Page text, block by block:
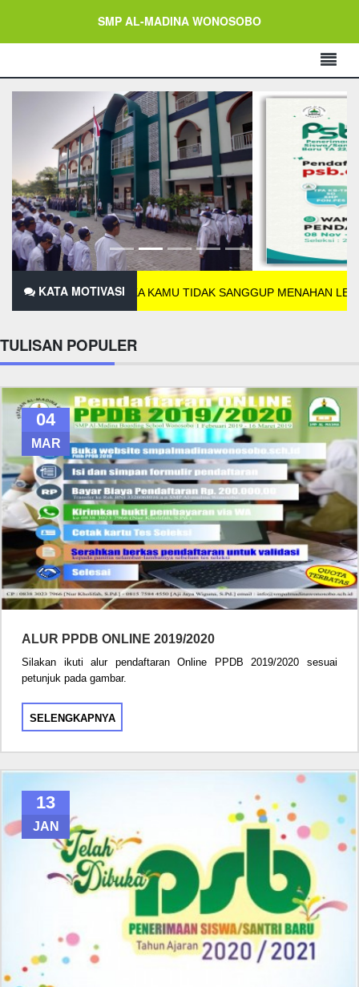
SMP AL-MADINA WONOSOBO
KATA MOTIVASIJIKA KAMU TIDAK SANGGUP MENAHAN
TULISAN POPULER
04
MAR
ALUR PPDB ONLINE 2019/2020
Silakan ikuti alur pendaftaran Online PPDB 2019/2020 sesuai
petunjuk pada gambar.
SELENGKAPNYA
13
JAN